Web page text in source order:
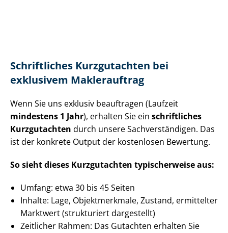
Schriftliches Kurzgutachten bei
exklusivem Maklerauftrag
Wenn Sie uns exklusiv beauftragen (Laufzeit
mindestens 1 Jahr), erhalten Sie ein schriftliches
Kurzgutachten durch unsere Sach­ver­stän­di­gen. Das
ist der konkrete Output der kostenlosen Bewertung.
So sieht dieses Kurzgutachten typischerweise aus:
Umfang: etwa 30 bis 45 Seiten
Inhalte: Lage, Objektmerkmale, Zustand, ermittelter
Marktwert (strukturiert dargestellt)
Zeitlicher Rahmen: Das Gutachten erhalten Sie